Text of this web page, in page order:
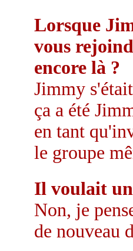
Lorsque
vous
encore là ?
Jimmy
ça a été
en tant
le groupe
Il voulait
Non, je
de nouveau